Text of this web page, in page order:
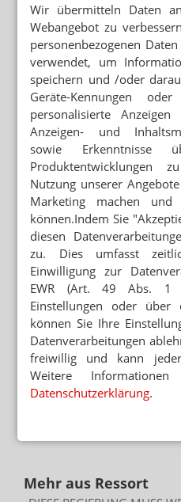
Wir übermitteln Daten
Webangebot zu
personenbezogenen
verwendet, um
speichern und /oder
Geräte-Kennungen
personalisierte
Anzeigen- und
sowie Erkenntnisse
Produktentwicklungen
Nutzung unserer
Marketing machen
können.Indem Sie
diesen
zu. Dies umfasst
Einwilligung zur
EWR (Art. 49 Abs. 1
Einstellungen oder über
können Sie Ihre
Datenverarbeitungen
freiwillig und kann
Weitere
Datenschutzerklärung.
Neuere Artikel zum
EXPOPHARM
Was Apotheker
PHARMALOBBY
Reinert wird BAH-
EXPOPHARM
Kleiner Pieks für
EXPOPHARM
BPI: Mea culpa,
Mehr zum Thema
WEITER FLAUTE IN
Erstes Halbjahr: 7 Prozent
TABAKENTWÖHNUNG
FAQ: Nikotin auf Rezept
Mehr aus Ressort